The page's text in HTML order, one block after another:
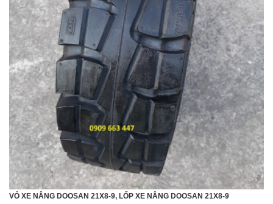
VỎ XE NÂNG DOOSAN 21X8-9, LỐP XE NÂNG DOOSAN 21X8-9